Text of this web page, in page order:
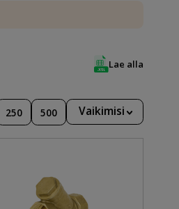
Lae alla
250 500 Vaikimisi